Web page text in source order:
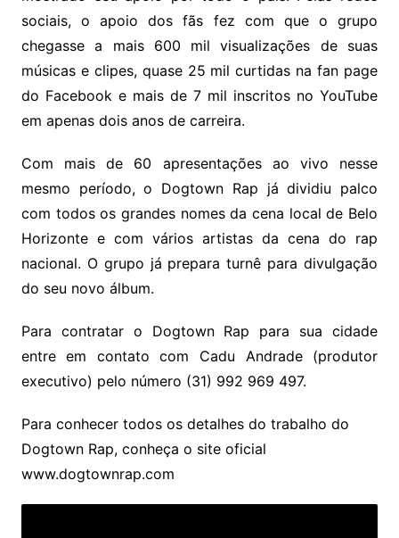
sociais, o apoio dos fãs fez com que o grupo
chegasse a mais 600 mil visualizações de suas
músicas e clipes, quase 25 mil curtidas na fan page
do Facebook e mais de 7 mil inscritos no YouTube
em apenas dois anos de carreira.
Com mais de 60 apresentações ao vivo nesse
mesmo período, o Dogtown Rap já dividiu palco
com todos os grandes nomes da cena local de Belo
Horizonte e com vários artistas da cena do rap
nacional. O grupo já prepara turnê para divulgação
do seu novo álbum.
Para contratar o Dogtown Rap para sua cidade
entre em contato com Cadu Andrade (produtor
executivo) pelo número (31) 992 969 497.
Para conhecer todos os detalhes do trabalho do
Dogtown Rap, conheça o site oficial
www.dogtownrap.com